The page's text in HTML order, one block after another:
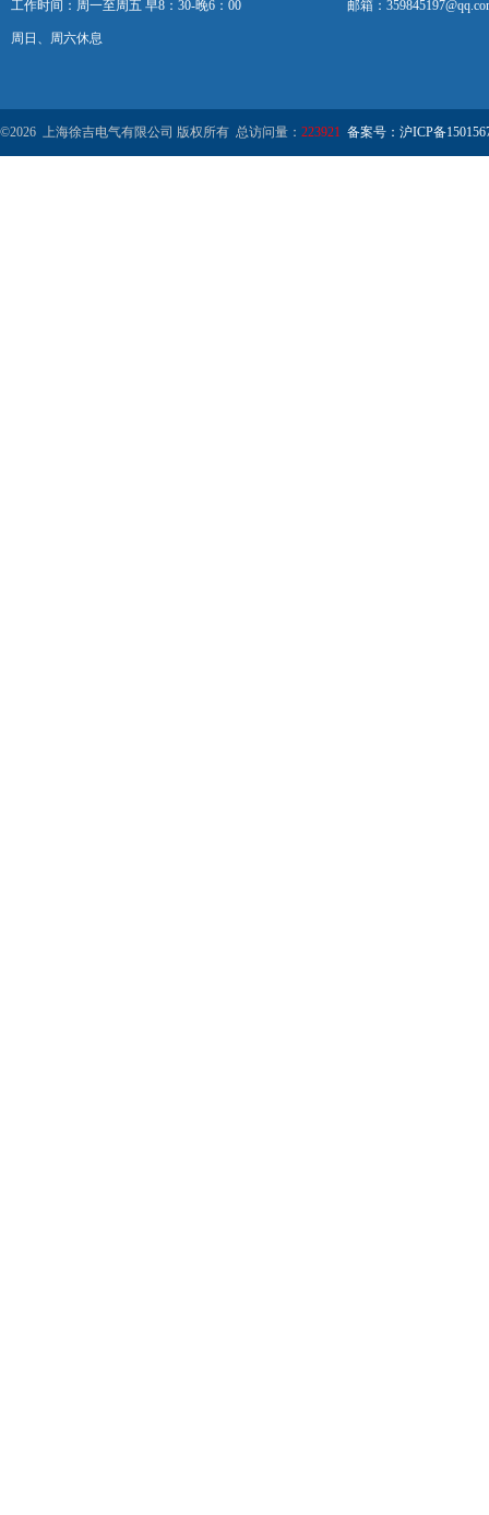
工作时间：周一至周五 早8：30-晚6：00
周日、周六休息
邮箱：
©2026 上海徐吉电气有限公司 版权所有 总访问量： 223921 备案号：沪ICP备